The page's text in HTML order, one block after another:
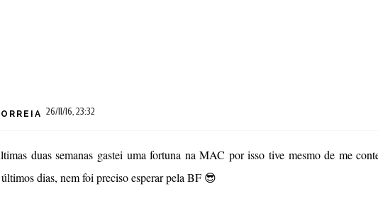
26/11/16, 23:32
duas semanas gastei uma fortuna na MAC por isso tive mesmo de me
dias, nem foi preciso esperar pela BF 😎